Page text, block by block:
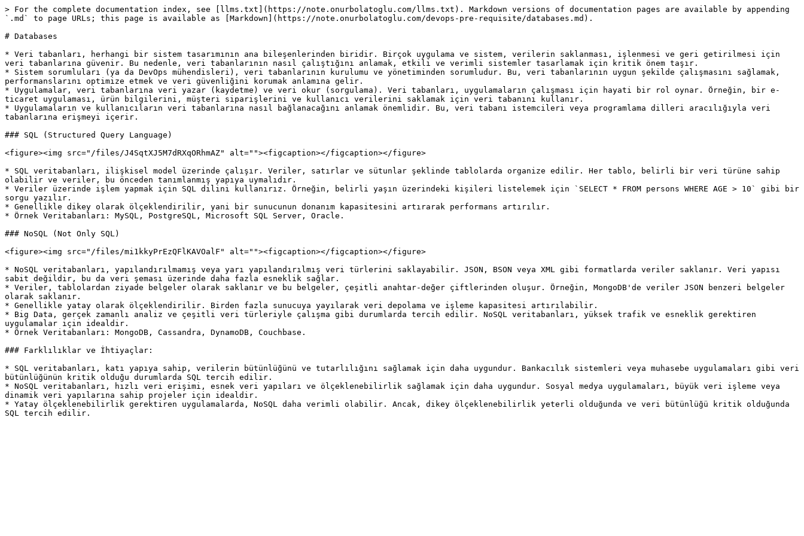
> For the complete documentation index, see [llms.txt](https://note.onurbolatoglu.com/llms.txt). Markdown versions of documentation pages are available by appending
`.md` to page URLs; this page is available as [Markdown](https://note.onurbolatoglu.com/devops-pre-requisite/databases.md).
# Databases
* Veri tabanları, herhangi bir sistem tasarımının ana bileşenlerinden biridir. Birçok uygulama ve sistem, verilerin saklanması, işlenmesi ve geri getirilmesi için
veri tabanlarına güvenir. Bu nedenle, veri tabanlarının nasıl çalıştığını anlamak, etkili ve verimli sistemler tasarlamak için kritik önem taşır.
* Sistem sorumluları (ya da DevOps mühendisleri), veri tabanlarının kurulumu ve yönetiminden sorumludur. Bu, veri tabanlarının uygun şekilde çalışmasını sağlamak,
performanslarını optimize etmek ve veri güvenliğini korumak anlamına gelir.
* Uygulamalar, veri tabanlarına veri yazar (kaydetme) ve veri okur (sorgulama). Veri tabanları, uygulamaların çalışması için hayati bir rol oynar. Örneğin, bir e-
ticaret uygulaması, ürün bilgilerini, müşteri siparişlerini ve kullanıcı verilerini saklamak için veri tabanını kullanır.
* Uygulamaların ve kullanıcıların veri tabanlarına nasıl bağlanacağını anlamak önemlidir. Bu, veri tabanı istemcileri veya programlama dilleri aracılığıyla veri
tabanlarına erişmeyi içerir.
### SQL (Structured Query Language)
<figure><img src="/files/J4SqtXJ5M7dRXqORhmAZ" alt=""><figcaption></figcaption></figure>
* SQL veritabanları, ilişkisel model üzerinde çalışır. Veriler, satırlar ve sütunlar şeklinde tablolarda organize edilir. Her tablo, belirli bir veri türüne sahip
olabilir ve veriler, bu önceden tanımlanmış yapıya uymalıdır.
* Veriler üzerinde işlem yapmak için SQL dilini kullanırız. Örneğin, belirli yaşın üzerindeki kişileri listelemek için `SELECT * FROM persons WHERE AGE > 10` gibi bir
sorgu yazılır.
* Genellikle dikey olarak ölçeklendirilir, yani bir sunucunun donanım kapasitesini artırarak performans artırılır.
* Örnek Veritabanları: MySQL, PostgreSQL, Microsoft SQL Server, Oracle.
### NoSQL (Not Only SQL)
<figure><img src="/files/mi1kkyPrEzQFlKAVOalF" alt=""><figcaption></figcaption></figure>
* NoSQL veritabanları, yapılandırılmamış veya yarı yapılandırılmış veri türlerini saklayabilir. JSON, BSON veya XML gibi formatlarda veriler saklanır. Veri yapısı
sabit değildir, bu da veri şeması üzerinde daha fazla esneklik sağlar.
* Veriler, tablolardan ziyade belgeler olarak saklanır ve bu belgeler, çeşitli anahtar-değer çiftlerinden oluşur. Örneğin, MongoDB'de veriler JSON benzeri belgeler
olarak saklanır.
* Genellikle yatay olarak ölçeklendirilir. Birden fazla sunucuya yayılarak veri depolama ve işleme kapasitesi artırılabilir.
* Big Data, gerçek zamanlı analiz ve çeşitli veri türleriyle çalışma gibi durumlarda tercih edilir. NoSQL veritabanları, yüksek trafik ve esneklik gerektiren
uygulamalar için idealdir.
* Örnek Veritabanları: MongoDB, Cassandra, DynamoDB, Couchbase.
### Farklılıklar ve İhtiyaçlar:
* SQL veritabanları, katı yapıya sahip, verilerin bütünlüğünü ve tutarlılığını sağlamak için daha uygundur. Bankacılık sistemleri veya muhasebe uygulamaları gibi veri
bütünlüğünün kritik olduğu durumlarda SQL tercih edilir.
* NoSQL veritabanları, hızlı veri erişimi, esnek veri yapıları ve ölçeklenebilirlik sağlamak için daha uygundur. Sosyal medya uygulamaları, büyük veri işleme veya
dinamik veri yapılarına sahip projeler için idealdir.
* Yatay ölçeklenebilirlik gerektiren uygulamalarda, NoSQL daha verimli olabilir. Ancak, dikey ölçeklenebilirlik yeterli olduğunda ve veri bütünlüğü kritik olduğunda